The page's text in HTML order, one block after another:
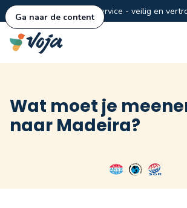
Ga naar de content
Persoonlijke service - veilig en
Wat moet je
naar Madeira?